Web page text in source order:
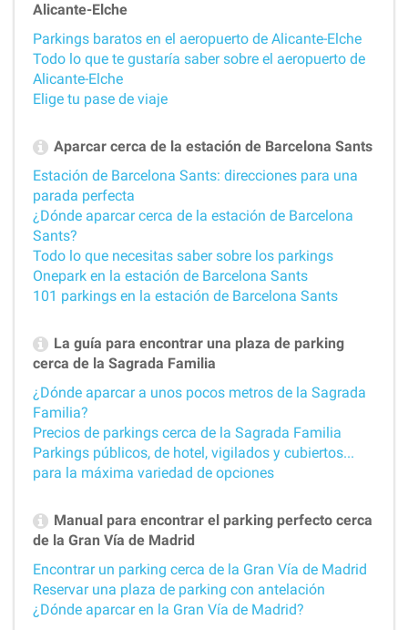
Alicante-Elche
Parkings baratos en el aeropuerto de Alicante-Elche
Todo lo que te gustaría saber sobre el aeropuerto de
Alicante-Elche
Elige tu pase de viaje
Aparcar cerca de la estación de Barcelona Sants
Estación de Barcelona Sants: direcciones para una
parada perfecta
¿Dónde aparcar cerca de la estación de Barcelona
Sants?
Todo lo que necesitas saber sobre los parkings
Onepark en la estación de Barcelona Sants
101 parkings en la estación de Barcelona Sants
La guía para encontrar una plaza de parking
cerca de la Sagrada Familia
¿Dónde aparcar a unos pocos metros de la Sagrada
Familia?
Precios de parkings cerca de la Sagrada Familia
Parkings públicos, de hotel, vigilados y cubiertos...
para la máxima variedad de opciones
Manual para encontrar el parking perfecto cerca
de la Gran Vía de Madrid
Encontrar un parking cerca de la Gran Vía de Madrid
Reservar una plaza de parking con antelación
¿Dónde aparcar en la Gran Vía de Madrid?